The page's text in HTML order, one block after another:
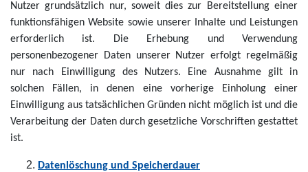
Nutzer grundsätzlich nur, soweit dies zur Bereitstellung einer
funktionsfähigen Website sowie unserer Inhalte und Leistungen
erforderlich ist. Die Erhebung und Verwendung
personenbezogener Daten unserer Nutzer erfolgt regelmäßig
nur nach Einwilligung des Nutzers. Eine Ausnahme gilt in
solchen Fällen, in denen eine vorherige Einholung einer
Einwilligung aus tatsächlichen Gründen nicht möglich ist und die
Verarbeitung der Daten durch gesetzliche Vorschriften gestattet
ist.
Datenlöschung und Speicherdauer